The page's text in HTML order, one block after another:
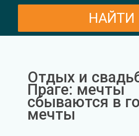
Отдых и
Праге: мечты
сбываются в
мечты